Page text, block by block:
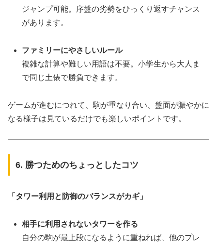
ジャンプ可能。序盤の劣勢をひっくり返すチャンス
があります。
ファミリーにやさしいルール
複雑な計算や難しい用語は不要。小学生から大人ま
で同じ土俵で勝負できます。
ゲームが進むにつれて、駒が重なり合い、盤面が賑やかに
なる様子は見ているだけでも楽しいポイントです。
6. 勝つためのちょっとしたコツ
「タワー利用と防御のバランスがカギ」
相手に利用されないタワーを作る
自分の駒が最上段になるように重ねれば、他のプレ